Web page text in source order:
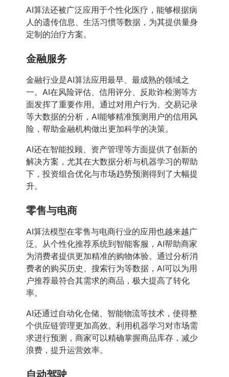
AI算法还被广泛应用于个性化医疗，能够根据病
人的遗传信息、生活习惯等数据，为其提供量身
定制的治疗方案。
金融服务
金融行业是AI算法应用最早、最成熟的领域之
一。AI在风险评估、信用评分、反欺诈检测等方
面发挥了重要作用。通过对用户行为、交易记录
等大数据的分析，AI能够精准预测用户的信用风
险，帮助金融机构做出更加科学的决策。
AI还在智能投顾、资产管理等方面提供了创新的
解决方案，尤其在大数据分析与机器学习的帮助
下，投资组合优化与市场趋势预测得到了大幅提
升。
零售与电商
AI算法模型在零售与电商行业的应用也越来越广
泛。从个性化推荐系统到智能客服，AI帮助商家
为消费者提供更加精准的购物体验。通过分析消
费者的购买历史、搜索行为等数据，AI可以为用
户推荐最符合其需求的商品，极大提高了转化
率。
AI还通过自动化仓储、智能物流等技术，使得整
个供应链管理更加高效。利用机器学习对市场需
求进行预测，商家可以精确掌握商品库存，减少
浪费，提升运营效率。
自动驾驶